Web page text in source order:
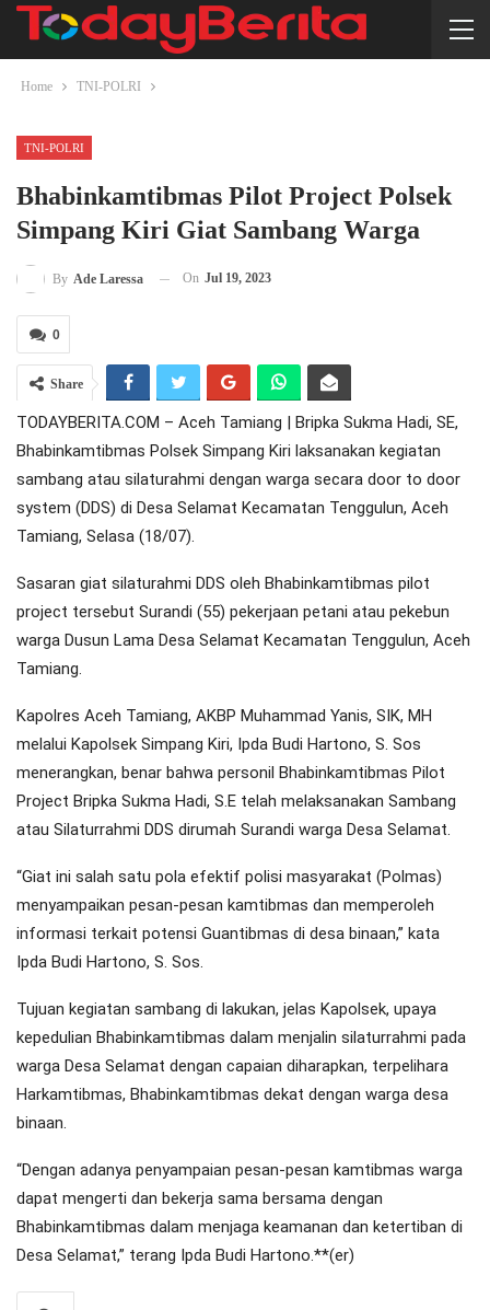
Home TNI-POLRI
TNI-POLRI
Bhabinkamtibmas Pilot Project Polsek
Simpang Kiri Giat Sambang Warga
By Ade Laressa On Jul 19, 2023
0
Share
TODAYBERITA.COM – Aceh Tamiang | Bripka Sukma Hadi, SE,
Bhabinkamtibmas Polsek Simpang Kiri laksanakan kegiatan
sambang atau silaturahmi dengan warga secara door to door
system (DDS) di Desa Selamat Kecamatan Tenggulun, Aceh
Tamiang, Selasa (18/07).
Sasaran giat silaturahmi DDS oleh Bhabinkamtibmas pilot
project tersebut Surandi (55) pekerjaan petani atau pekebun
warga Dusun Lama Desa Selamat Kecamatan Tenggulun, Aceh
Tamiang.
Kapolres Aceh Tamiang, AKBP Muhammad Yanis, SIK, MH
melalui Kapolsek Simpang Kiri, Ipda Budi Hartono, S. Sos
menerangkan, benar bahwa personil Bhabinkamtibmas Pilot
Project Bripka Sukma Hadi, S.E telah melaksanakan Sambang
atau Silaturrahmi DDS dirumah Surandi warga Desa Selamat.
“Giat ini salah satu pola efektif polisi masyarakat (Polmas)
menyampaikan pesan-pesan kamtibmas dan memperoleh
informasi terkait potensi Guantibmas di desa binaan,” kata
Ipda Budi Hartono, S. Sos.
Tujuan kegiatan sambang di lakukan, jelas Kapolsek, upaya
kepedulian Bhabinkamtibmas dalam menjalin silaturrahmi pada
warga Desa Selamat dengan capaian diharapkan, terpelihara
Harkamtibmas, Bhabinkamtibmas dekat dengan warga desa
binaan.
“Dengan adanya penyampaian pesan-pesan kamtibmas warga
dapat mengerti dan bekerja sama bersama dengan
Bhabinkamtibmas dalam menjaga keamanan dan ketertiban di
Desa Selamat,” terang Ipda Budi Hartono.**(er)